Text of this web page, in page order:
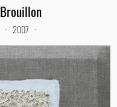
Brouillon
- 2007 -